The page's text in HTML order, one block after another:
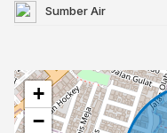
Sumber Air
+
−